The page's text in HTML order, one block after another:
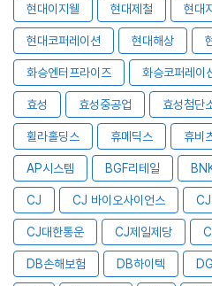
현대이지웰 현대제철 현대
현대코퍼레이션 현대해상
화승엔터프라이즈 화승코퍼레이
효성 효성중공업 효성첨단
휠라홀딩스 휴메딕스 휴비
AP시스템 BGF리테일
CJ CJ 바이오사이언스
CJ대한통운 CJ제일제당
DB손해보험 DB하이텍